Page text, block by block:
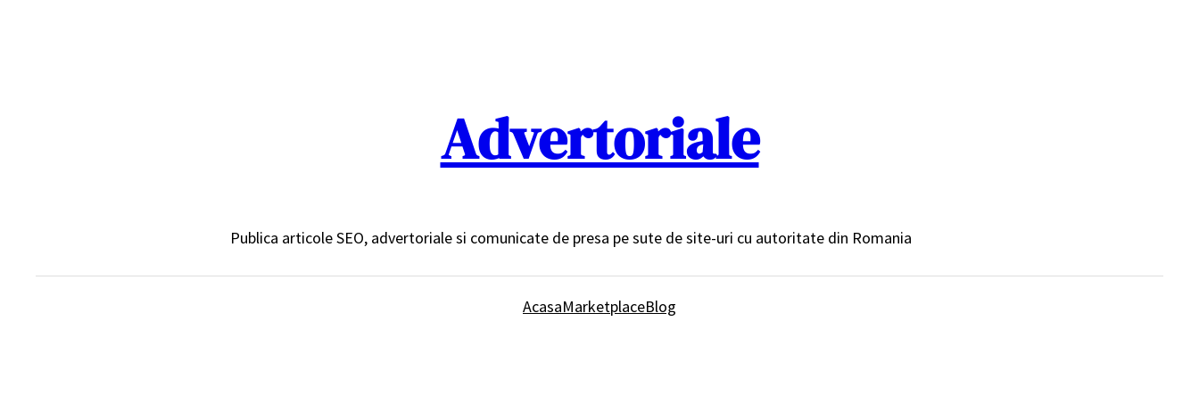
Advertoriale
Publica articole SEO, advertoriale si comunicate de presa pe sute de site-uri cu autoritate din Romania
AcasaMarketplaceBlog